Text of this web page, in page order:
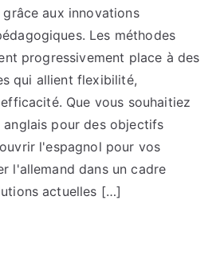
aux innovations
Les méthodes
progressivement place à des
qui allient flexibilité,
Que vous souhaitiez
pour des objectifs
l'espagnol pour vos
l'allemand dans un cadre
actuelles […]